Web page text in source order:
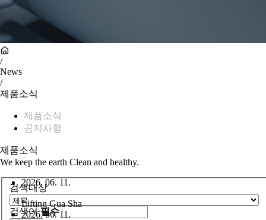
/
News
/
제품소식
제품소식
공지사항
제품소식
We keep the earth Clean and healthy.
검색대상
검색어필수
2026. 06. 11.
Lifting Gua Sha
2026. 06. 11.